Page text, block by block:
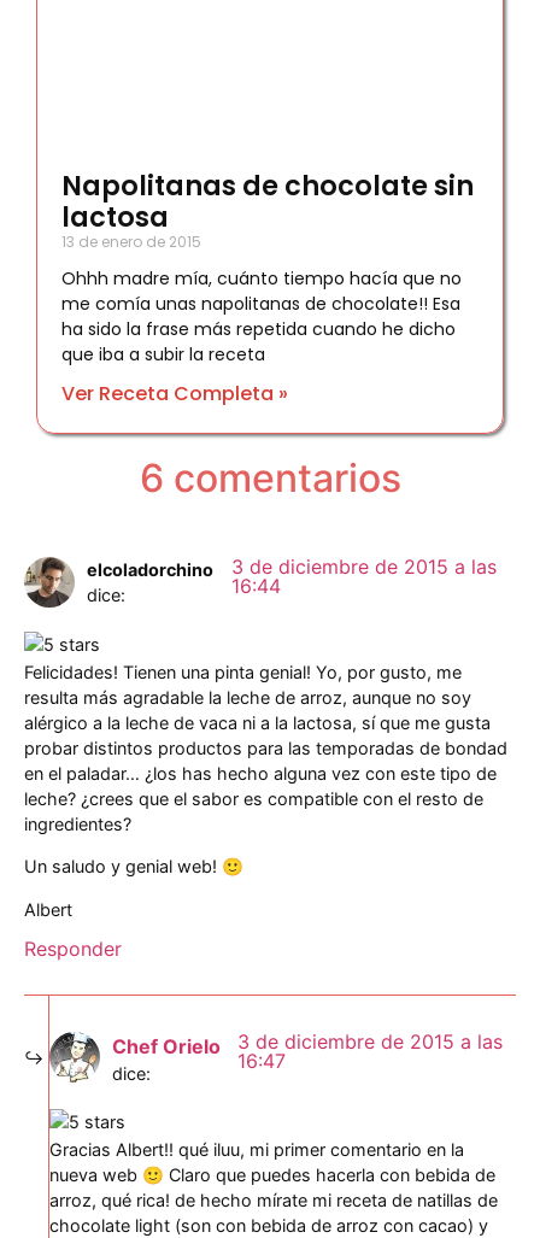
Napolitanas de chocolate sin
lactosa
13 de enero de 2015
Ohhh madre mía, cuánto tiempo hacía que no
me comía unas napolitanas de chocolate!! Esa
ha sido la frase más repetida cuando he dicho
que iba a subir la receta
Ver Receta Completa »
6 comentarios
elcoladorchino
dice:
3 de diciembre de 2015 a las
16:44
Felicidades! Tienen una pinta genial! Yo, por gusto, me
resulta más agradable la leche de arroz, aunque no soy
alérgico a la leche de vaca ni a la lactosa, sí que me gusta
probar distintos productos para las temporadas de bondad
en el paladar… ¿los has hecho alguna vez con este tipo de
leche? ¿crees que el sabor es compatible con el resto de
ingredientes?
Un saludo y genial web! 🙂
Albert
Responder
Chef Orielo
dice:
3 de diciembre de 2015 a las
16:47
Gracias Albert!! qué iluu, mi primer comentario en la
nueva web 🙂 Claro que puedes hacerla con bebida de
arroz, qué rica! de hecho mírate mi receta de natillas de
chocolate light (son con bebida de arroz con cacao) y